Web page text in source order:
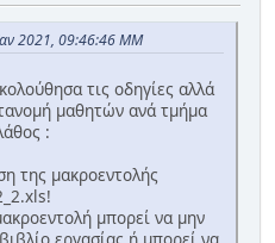
2021, 09:46:46 ΜΜ
τις οδηγίες αλλά
μαθητών ανά τμήμα
:
της μακροεντολής
μπορεί να μην